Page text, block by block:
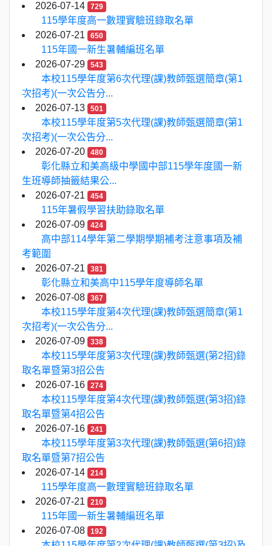
2026-07-14
729
115學年度高一數理實驗班錄取名單
2026-07-21
650
115年國一新生暑輔編班名單
2026-07-29
543
本校115學年度第6次代理(課)教師甄選簡章(第1
次招考)(一次公告分...
2026-07-13
501
本校115學年度第5次代理(課)教師甄選簡章(第1
次招考)(一次公告分...
2026-07-20
480
彰化縣立和美高級中學國中部115學年度國一新
生班導師抽籤結果公...
2026-07-21
454
115年暑假學習扶助錄取名單
2026-07-09
424
高中部114學年第二學期學期補考注意事項及補
考範圍
2026-07-21
381
彰化縣立和美高中115學年度導師名單
2026-07-08
367
本校115學年度第4次代理(課)教師甄選簡章(第1
次招考)(一次公告分...
2026-07-09
338
本校115學年度第3次代理(課)教師甄選(第2招)錄
取名單暨第3招公告
2026-07-16
274
本校115學年度第4次代理(課)教師甄選(第3招)錄
取名單暨第4招公告
2026-07-16
241
本校115學年度第3次代理(課)教師甄選(第6招)錄
取名單暨第7招公告
2026-07-14
214
115學年度高一數理實驗班錄取名單
2026-07-21
210
115年國一新生暑輔編班名單
2026-07-08
192